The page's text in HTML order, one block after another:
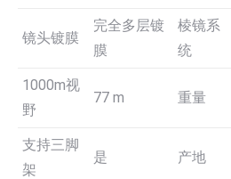
镜头镀膜
完全多层镀
膜
棱镜系
统
1000m视
野
77 m 重量
支持三脚
架
是 产地